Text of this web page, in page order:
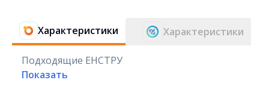
Характеристики Характеристики
Подходящие ЕНСТРУ
Показать